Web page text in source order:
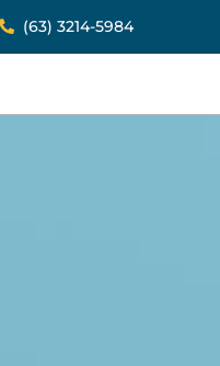
(63) 3214-5984